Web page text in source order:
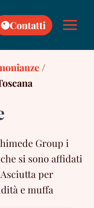
Contatti
/
Group i
si sono affidati
per
e muffa